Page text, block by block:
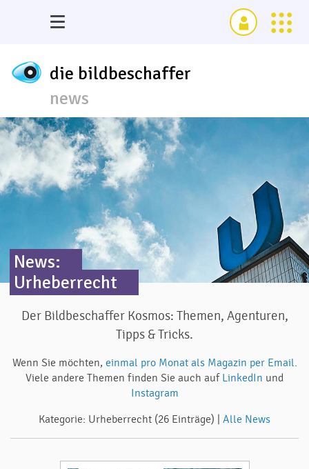
die bildbeschaffer
news
News:
Urheberrecht
Der Bildbeschaffer Kosmos: Themen, Agenturen,
Tipps & Tricks.
Wenn Sie möchten, einmal pro Monat als Magazin per Email.
Viele andere Themen finden Sie auch auf LinkedIn und
Instagram
Kategorie: Urheberrecht (26 Einträge) | Alle News